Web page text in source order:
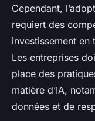
Cependant,
requiert des
investissement en
Les entreprises
place des
matière d’IA,
données et de